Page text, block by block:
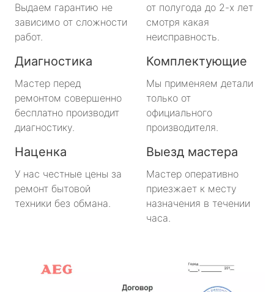
Выдаем гарантию не
зависимо от сложности
работ.
от полугода до 2-х лет
смотря какая
неисправность.
Диагностика
Мастер перед
ремонтом совершенно
бесплатно производит
диагностику.
Комплектующие
Мы применяем детали
только от
официального
производителя.
Наценка
У нас честные цены за
ремонт бытовой
техники без обмана.
Выезд мастера
Мастер оперативно
приезжает к месту
назначения в течении
часа.